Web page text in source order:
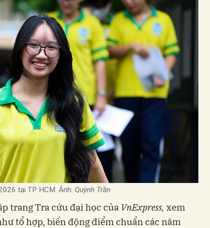
tại TP HCM. Ảnh: Quỳnh Trần
trang Tra cứu đại học của VnExpress, xem
tổ hợp, biến động điểm chuẩn các năm